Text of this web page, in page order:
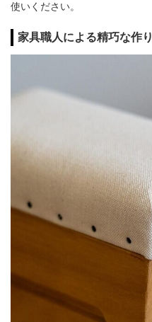
使いください。
家具職人による精巧な作り